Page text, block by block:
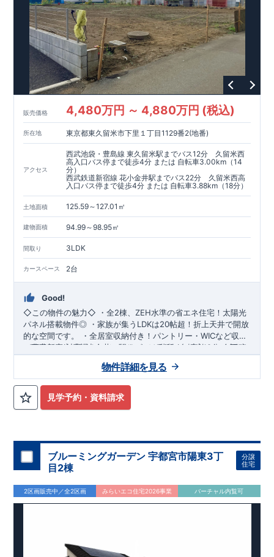
し、家族の時間が自然と増える住まい♪ こだわりの設備仕様！
周辺には利便施設が点在！
販売価格 4,480万円 ～ 4,880万円 (税込)
所在地 東京都東久留米市下里１丁目1129番2(地番)
アクセス
西武池袋・豊島線 東久留米駅までバス12分 久留米西
高入口バス停まで徒歩4分 または 自転車3.00km（14
分）
西武鉄道新宿線 花小金井駅までバス22分 久留米西高
入口バス停まで徒歩4分 または 自転車3.88km（18分）
土地面積 125.59～127.01㎡
建物面積 94.99～98.95㎡
間取り 3LDK
カースペース 2台
Good!
◇この物件の魅力◇ ・全2棟、ZEH水準の省エネ住宅 ！太陽光
パネル搭載物件◎ ・家族が集う LDKは20帖超 ！折上天井で開放
的な空間です。 ・全居室収納付き ！パントリー・WICなど収納
が豊富。 ・対面式キッチン×リビング階段でご家族との会話が
。 ​・駐車2台可能です(車種による)。 ​
アクセス◇・西武池袋「東久留米」駅までバス12分/自転車14
分
・西武新宿線「花小金井」駅までバス22分/自転車18分 ​・西武
・ビッグ・エー東久留米下里店 徒歩8分
・はちまん保育園 徒歩8分 ・東久留米市立本村小学校 徒歩9
分 ・八幡東公園 徒歩5分
◇ブルーミングガーデンのこだわり◇
ンを提供いたします。 ・不要な中間マージンを抑えることで、
コストダウンに努めています。【耐震等級3取得】・東栄住宅
の建物は、国が定めた耐震等級で最高の3を取得。建築基準法
で定められた、｢数百年に一度発生する地震に対して、倒壊、崩
壊しない。｣という基準から、さらに1.5倍の耐震力を達成して
います。【住宅性能評価ダブル取得】・設計住宅性能評価：
上だけでなく、現場の施工状況を検査した上で、品質を保証し
見学予約・資料請求
物件詳細を見る
ブルーミングガーデン 宇都宮市陽東3丁
目2棟
分譲
住宅
2区画販売中／全2区画 みらいエコ住宅2026事業 バーチャル内覧可